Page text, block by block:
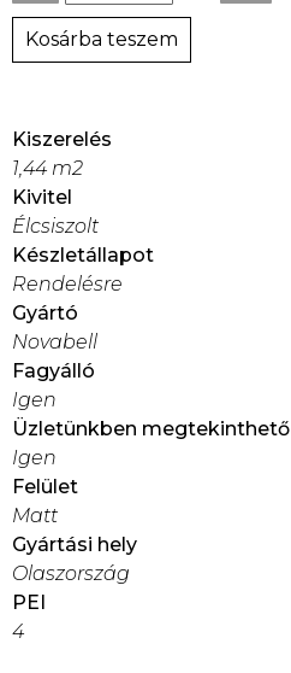
Kosárba teszem
Kiszerelés
1,44 m2
Kivitel
Élcsiszolt
Készletállapot
Rendelésre
Gyártó
Novabell
Fagyálló
Igen
Üzletünkben megtekinthető
Igen
Felület
Matt
Gyártási hely
Olaszország
PEI
4